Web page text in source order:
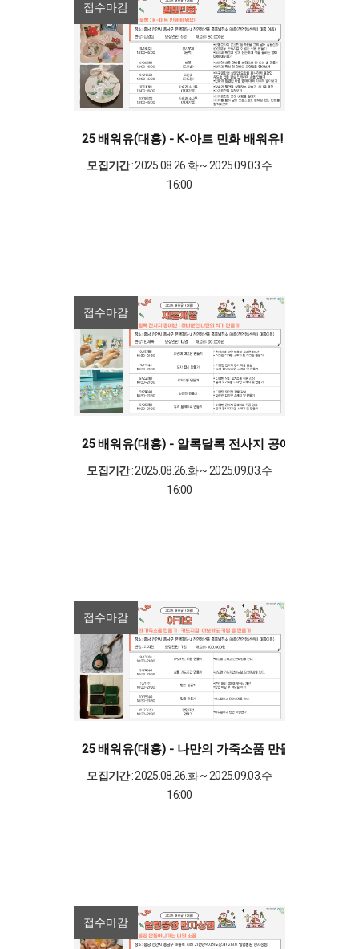
25 배워유(대흥) - K-아트 민화 배워유!
모집기간: 2025.08.26.화 ~ 2025.09.03.수
16:00
접수마감
25 배워유(대흥) - 알록달록 전사지 공예반 : 하나뿐
모집기간: 2025.08.26.화 ~ 2025.09.03.수
16:00
접수마감
25 배워유(대흥) - 나만의 가죽소품 만들기 : 카드지
모집기간: 2025.08.26.화 ~ 2025.09.03.수
16:00
접수마감
접수마감